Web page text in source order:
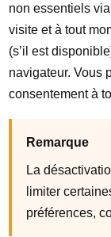
non essentiels
visite et à tout
(s’il est
navigateur. Vous
consentement à
Remarque
La
limiter
préférences,